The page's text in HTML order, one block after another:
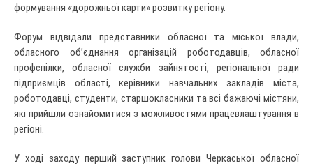
формування «дорожньої карти» розвитку регіону.
Форум відвідали представники обласної та міської влади,
обласного об’єднання організацій роботодавців, обласної
профспілки, обласної служби зайнятості, регіональної ради
підприємців області, керівники навчальних закладів міста,
роботодавці, студенти, старшокласники та всі бажаючі містяни,
які прийшли ознайомитися з можливостями працевлаштування в
регіоні.
У ході заходу перший заступник голови Черкаської обласної